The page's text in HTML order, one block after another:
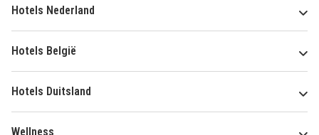
Hotels Nederland
Hotels België
Hotels Duitsland
Wellness